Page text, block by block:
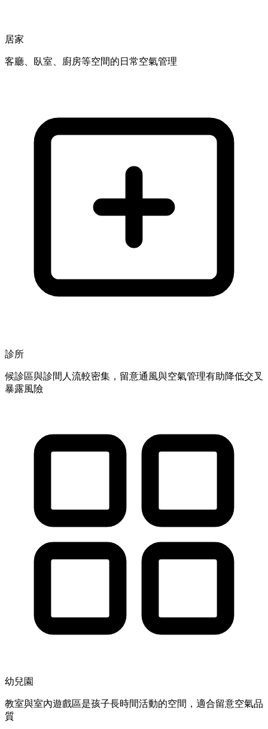
居家
客廳、臥室、廚房等空間的日常空氣管理
診所
候診區與診間人流較密集，留意通風與空氣管理有助降低交叉
暴露風險
幼兒園
教室與室內遊戲區是孩子長時間活動的空間，適合留意空氣品
質